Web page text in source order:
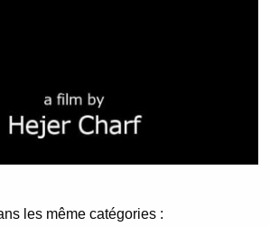
les même catégories :